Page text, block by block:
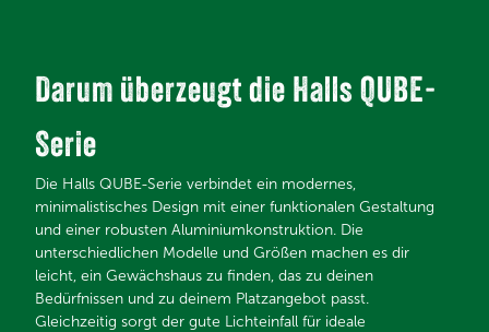
Darum überzeugt die Halls QUBE-
Serie
Die Halls QUBE-Serie verbindet ein modernes,
minimalistisches Design mit einer funktionalen Gestaltung
und einer robusten Aluminiumkonstruktion. Die
unterschiedlichen Modelle und Größen machen es dir
leicht, ein Gewächshaus zu finden, das zu deinen
Bedürfnissen und zu deinem Platzangebot passt.
Gleichzeitig sorgt der gute Lichteinfall für ideale